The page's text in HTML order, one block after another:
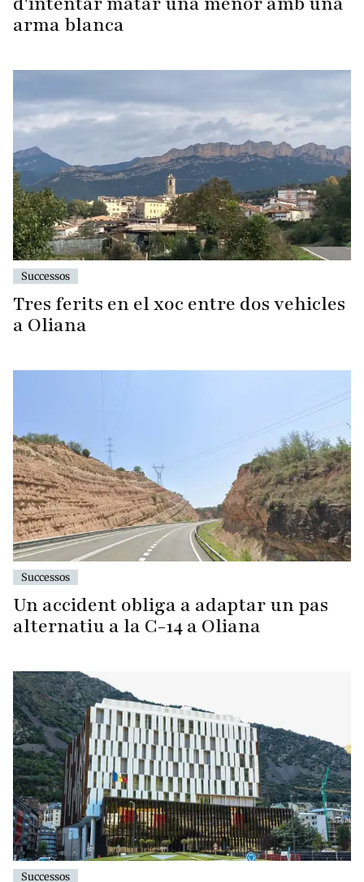
arma blanca
Successos
Tres ferits en el xoc entre dos vehicles
a Oliana
Successos
Un accident obliga a adaptar un pas
alternatiu a la C-14 a Oliana
Successos